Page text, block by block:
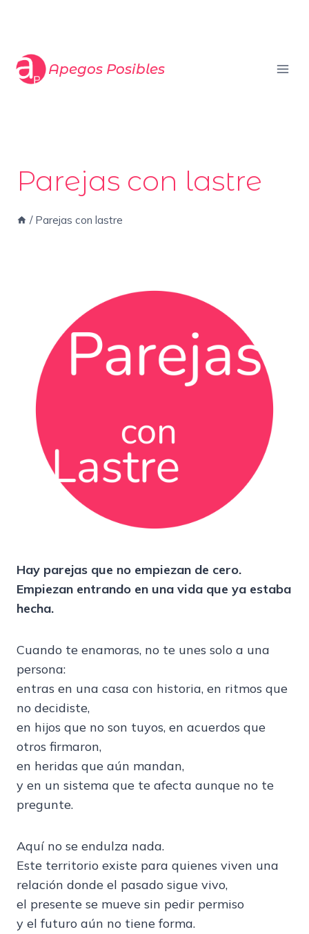
Apegos Posibles
Parejas con lastre
/ Parejas con lastre
Hay parejas que no empiezan de cero.
Empiezan entrando en una vida que ya estaba
hecha.
Cuando te enamoras, no te unes solo a una
persona:
entras en una casa con historia, en ritmos que
no decidiste,
en hijos que no son tuyos, en acuerdos que
otros firmaron,
en heridas que aún mandan,
y en un sistema que te afecta aunque no te
pregunte.
Aquí no se endulza nada.
Este territorio existe para quienes viven una
relación donde el pasado sigue vivo,
el presente se mueve sin pedir permiso
y el futuro aún no tiene forma.